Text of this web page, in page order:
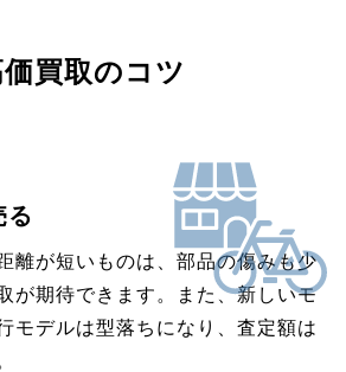
買取のコツ
る
離が短いものは、部品の傷みも少
が期待できます。また、新しいモ
モデルは型落ちになり、査定額は